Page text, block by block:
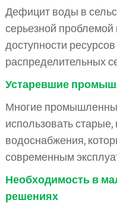
Дефицит воды в
серьезной
доступности
распределительных
Устаревшие
Многие
использовать
водоснабжения,
современным
Необходимость в
решениях